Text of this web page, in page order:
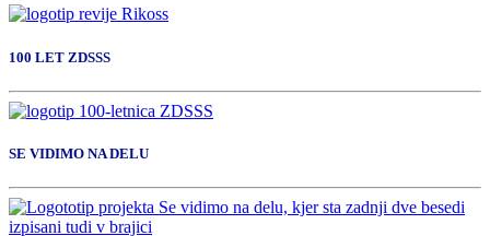
100 LET ZDSSS
SE VIDIMO NA DELU